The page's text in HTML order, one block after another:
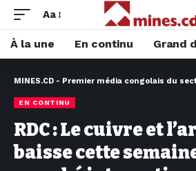
Aa
À la une En continu Grand
MINES.CD - Premier média congolais du
EN CONTINU
RDC : Le cuivre et
baisse cette